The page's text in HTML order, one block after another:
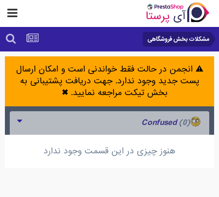
مشکلات بخش فروشگاهی
⚠️ انجمن در حالت فقط خواندنی است و امکان ارسال
پست جدید وجود ندارد. جهت دریافت پشتیبانی به
بخش تیکت مراجعه نمایید. ✖
Confused
(0)
هنوز چیزی در این قسمت وجود ندارد